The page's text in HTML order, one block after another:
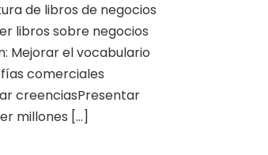
de libros de negocios
libros sobre negocios
Mejorar el vocabulario
comerciales
creenciasPresentar
millones [...]